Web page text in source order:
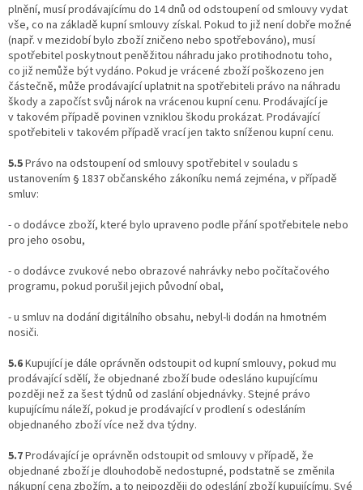
plnění, musí prodávajícímu do 14 dnů od odstoupení od smlouvy vydat
vše, co na základě kupní smlouvy získal. Pokud to již není dobře možné
(např. v mezidobí bylo zboží zničeno nebo spotřebováno), musí
spotřebitel poskytnout peněžitou náhradu jako protihodnotu toho,
co již nemůže být vydáno. Pokud je vrácené zboží poškozeno jen
částečně, může prodávající uplatnit na spotřebiteli právo na náhradu
škody a započíst svůj nárok na vrácenou kupní cenu. Prodávající je
v takovém případě povinen vzniklou škodu prokázat. Prodávající
spotřebiteli v takovém případě vrací jen takto sníženou kupní cenu.
5.5Právo na odstoupení od smlouvy spotřebitel v souladu s
ustanovením § 1837 občanského zákoníku nemá zejména, v případě
smluv:
- o dodávce zboží, které bylo upraveno podle přání spotřebitele nebo
pro jeho osobu,
- o dodávce zvukové nebo obrazové nahrávky nebo počítačového
programu, pokud porušil jejich původní obal,
- u smluv na dodání digitálního obsahu, nebyl-li dodán na hmotném
nosiči.
5.6Kupující je dále oprávněn odstoupit od kupní smlouvy, pokud mu
prodávající sdělí, že objednané zboží bude odesláno kupujícímu
později než za šest týdnů od zaslání objednávky. Stejné právo
kupujícímu náleží, pokud je prodávající v prodlení s odesláním
objednaného zboží více než dva týdny.
5.7Prodávající je oprávněn odstoupit od smlouvy v případě, že
objednané zboží je dlouhodobě nedostupné, podstatně se změnila
nákupní cena zbožím, a to nejpozději do odeslání zboží kupujícímu. Své